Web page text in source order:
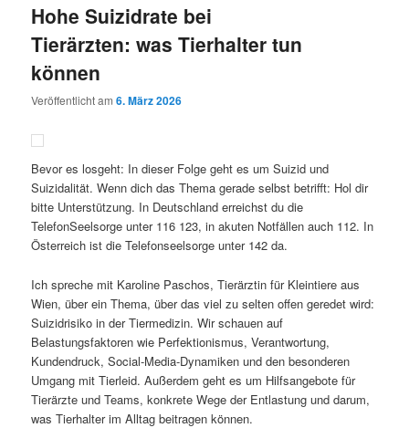
Hohe Suizidrate bei
Tierärzten: was Tierhalter tun
können
Veröffentlicht am6. März 2026
Bevor es losgeht: In dieser Folge geht es um Suizid und
Suizidalität. Wenn dich das Thema gerade selbst betrifft: Hol dir
bitte Unterstützung. In Deutschland erreichst du die
TelefonSeelsorge unter 116 123, in akuten Notfällen auch 112. In
Österreich ist die Telefonseelsorge unter 142 da.
Ich spreche mit Karoline Paschos, Tierärztin für Kleintiere aus
Wien, über ein Thema, über das viel zu selten offen geredet wird:
Suizidrisiko in der Tiermedizin. Wir schauen auf
Belastungsfaktoren wie Perfektionismus, Verantwortung,
Kundendruck, Social-Media-Dynamiken und den besonderen
Umgang mit Tierleid. Außerdem geht es um Hilfsangebote für
Tierärzte und Teams, konkrete Wege der Entlastung und darum,
was Tierhalter im Alltag beitragen können.